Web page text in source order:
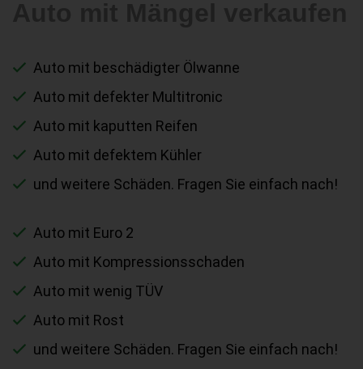
Auto mit beschädigter Ölwanne
Auto mit defekter Multitronic
Auto mit kaputten Reifen
Auto mit defektem Kühler
und weitere Schäden. Fragen Sie einfach nach!
Auto mit Euro 2
Auto mit Kompressionsschaden
Auto mit wenig TÜV
Auto mit Rost
und weitere Schäden. Fragen Sie einfach nach!